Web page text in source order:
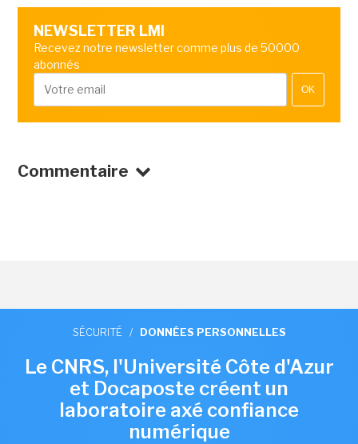
NEWSLETTER LMI
Recevez notre newsletter comme plus de 50000
abonnés
OK
Commentaire
SÉCURITÉ / DONNÉES PERSONNELLES
Le CNRS, l'Université Côte d'Azur
et Docaposte créent un
laboratoire axé confiance
numérique